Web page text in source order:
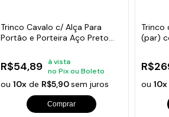
Trinco Cavalo c/ Alça Para
Portão e Porteira Aço Preto
R$54,89
à vista
no Pix ou Boleto
ou10x de R$5,90sem juros
Comprar
Trinco
(par)
ou 10x